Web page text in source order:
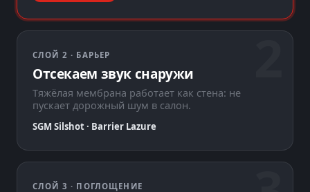
СЛОЙ 2 · БАРЬЕР
Отсекаем звук снаружи
Тяжёлая мембрана работает как стена: не
пускает дорожный шум в салон.
SGM Silshot · Barrier Lazure
СЛОЙ 3 · ПОГЛОЩЕНИЕ